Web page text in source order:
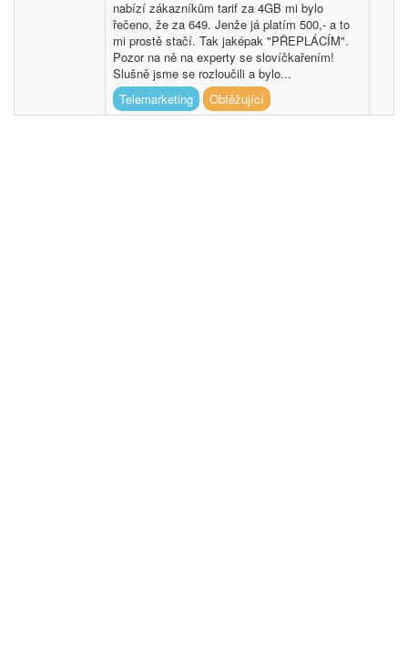
nabízí zákazníkům tarif za 4GB mi bylo
řečeno, že za 649. Jenže já platím 500,- a to
mi prostě stačí. Tak jaképak "PŘEPLÁCÍM".
Pozor na ně na experty se slovíčkařením!
Slušně jsme se rozloučili a bylo...
Telemarketing
Obtěžující